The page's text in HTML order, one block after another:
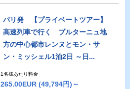
パリ発 【プライベートツアー】
高速列車で行く ブルターニュ地
方の中心都市レンヌとモン・サ
ン・ミッシェル1泊2日 ～日...
1名様あたり料金
265.00EUR (49,794円)～